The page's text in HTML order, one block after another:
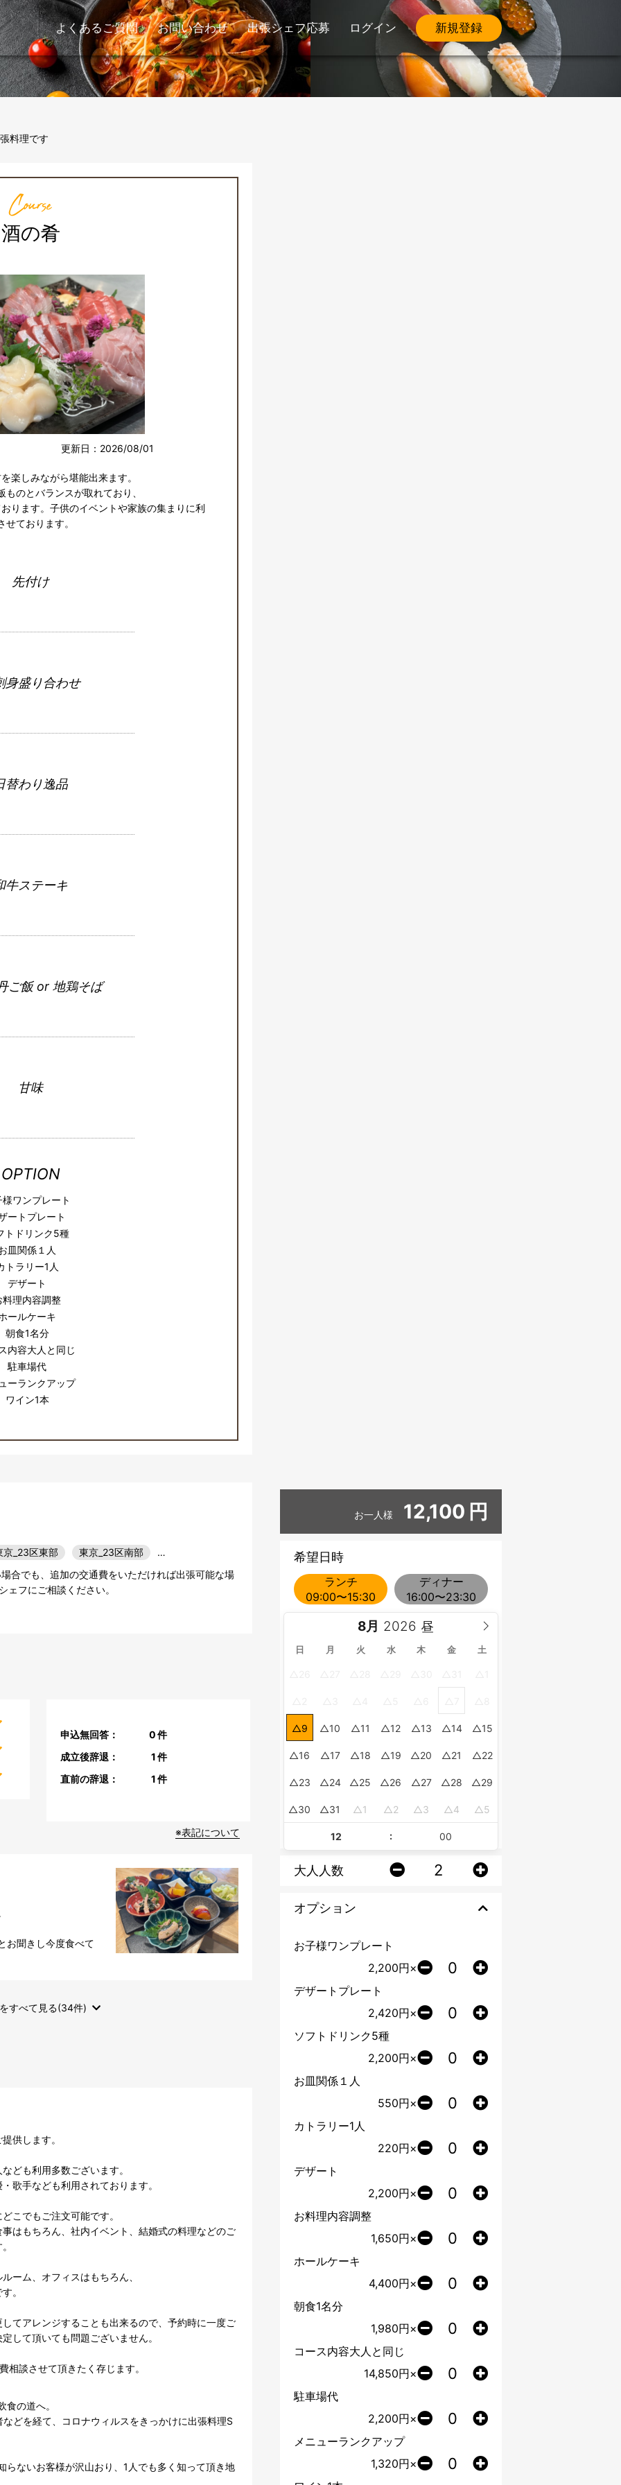
よくあるご質問 お問い合わせ 出張シェフ応募 ログイン 新規登録
料理です
Course
酒の肴
更新日：2026/08/01
楽しみながら堪能出来ます。
ものとバランスが取れており、
ります。子供のイベントや家族の集まりに利
せております。
先付け
身盛り合わせ
替わり逸品
牛ステーキ
ご飯 or 地鶏そば
甘味
OPTION
様ワンプレート
ートプレート
トドリンク5種
皿関係１人
トラリー1人
デザート
料理内容調整
ールケーキ
朝食1名分
内容大人と同じ
駐車場代
ーランクアップ
ワイン1本
京_23区東部 東京_23区南部
…
合でも、追加の交通費をいただければ出張可能な場
ェフにご相談ください。
申込無回答： 0件
成立後辞退：
1件
直前の辞退：
1件
※表記について
お聞きし今度食べて
すべて見る(34件)
供します。
ども利用多数ございます。
歌手なども利用されております。
こでもご注文可能です。
はもちろん、社内イベント、結婚式の料理などのご
ーム、オフィスはもちろん、
。
てアレンジすることも出来るので、予約時に一度ご
して頂いても問題ございません。
の道へ。
どを経て、コロナウィルスをきっかけに出張料理S
らないお客様が沢山おり、1人でも多く知って頂き地
お一人様 12,100 円
希望日時
ランチ
09:00〜15:30
ディナー
16:00〜23:30
8月
日 月 火 水 木 金 土
9 10 11 12 13 14 15
16 17 18 19 20 21 22
23 24 25 26 27 28 29
30 31 1 2 3 4 5
:
大人人数
オプション
お子様ワンプレート
2,200円×
デザートプレート
2,420円×
ソフトドリンク5種
2,200円×
お皿関係１人
550円×
カトラリー1人
220円×
デザート
2,200円×
お料理内容調整
1,650円×
ホールケーキ
4,400円×
朝食1名分
1,980円×
コース内容大人と同じ
14,850円×
駐車場代
2,200円×
メニューランクアップ
1,320円×